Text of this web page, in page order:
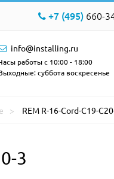
+7 (495) 660-
info@installing.ru
работы с 10:00 - 18:00
суббота воскресенье
REM R-16-Cord-C19-
3